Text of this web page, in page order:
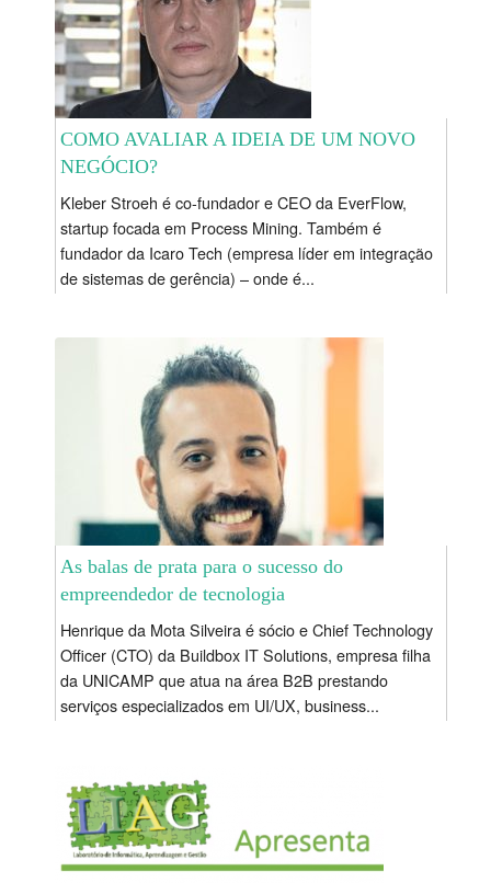
COMO AVALIAR A IDEIA DE UM NOVO
NEGÓCIO?
Kleber Stroeh é co-fundador e CEO da EverFlow,
startup focada em Process Mining. Também é
fundador da Icaro Tech (empresa líder em integração
de sistemas de gerência) – onde é...
As balas de prata para o sucesso do
empreendedor de tecnologia
Henrique da Mota Silveira é sócio e Chief Technology
Officer (CTO) da Buildbox IT Solutions, empresa filha
da UNICAMP que atua na área B2B prestando
serviços especializados em UI/UX, business...